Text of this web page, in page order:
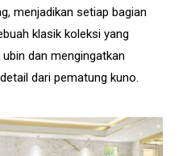
menjadikan setiap bagian
klasik koleksi yang
dan mengingatkan
dari pematung kuno.